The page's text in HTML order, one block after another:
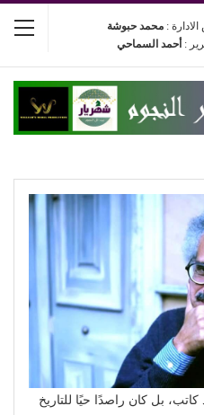
: محمد حبوشة
: أحمد السماحي
بل كان راصدًا حيًا للتاريخ